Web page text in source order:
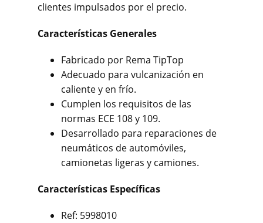
clientes impulsados por el precio.
Características Generales
Fabricado por Rema TipTop
Adecuado para vulcanización en
caliente y en frío.
Cumplen los requisitos de las
normas ECE 108 y 109.
Desarrollado para reparaciones de
neumáticos de automóviles,
camionetas ligeras y camiones.
Características Específicas
Ref: 5998010